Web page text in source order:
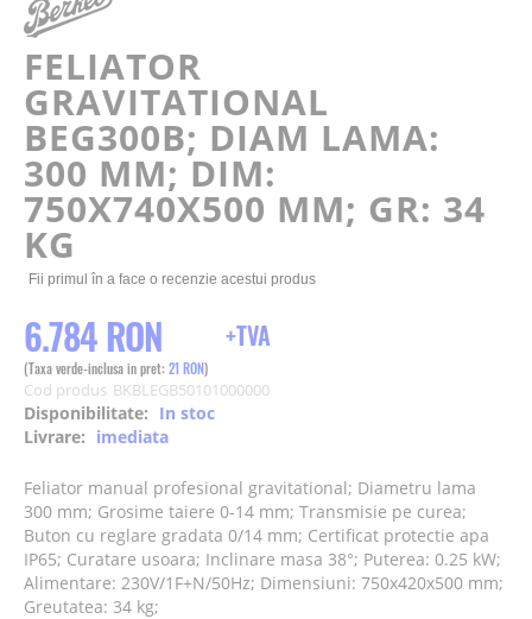
of
the
images
gallery
FELIATOR
GRAVITATIONAL
BEG300B; DIAM LAMA:
300 MM; DIM:
750X740X500 MM; GR: 34
KG
Fii primul în a face o recenzie acestui produs
6.784 RON
21 RON
Cod produs BKBLEGB50101000000
Disponibilitate: In stoc
Livrare: imediata
Feliator manual profesional gravitational; Diametru lama
300 mm; Grosime taiere 0-14 mm; Transmisie pe curea;
Buton cu reglare gradata 0/14 mm; Certificat protectie apa
IP65; Curatare usoara; Inclinare masa 38°; Puterea: 0.25 kW;
Alimentare: 230V/1F+N/50Hz; Dimensiuni: 750x420x500 mm;
Greutatea: 34 kg;